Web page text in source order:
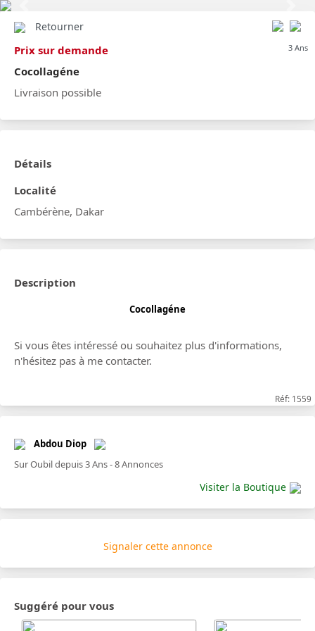
Retourner
Prix sur demande 3 Ans
Cocollagéne
Livraison possible
Détails
Localité
Cambérène, Dakar
Description
Cocollagéne
Si vous êtes intéressé ou souhaitez plus d'informations,
n'hésitez pas à me contacter.
Réf: 1559
Abdou Diop
Sur Oubil depuis 3 Ans - 8 Annonces
Visiter la Boutique
Signaler cette annonce
Suggéré pour vous